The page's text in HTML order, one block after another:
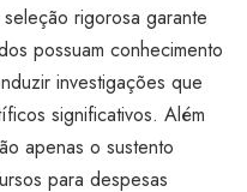
rigorosa garante
possuam conhecimento
investigações que
significativos. Além
apenas o sustento
para despesas